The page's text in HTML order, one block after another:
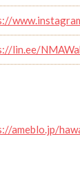
lin.ee/
ameblo.jp/